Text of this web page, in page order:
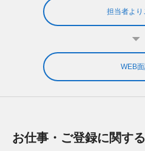
担当者より
WEB
お仕事・ご登録に関す